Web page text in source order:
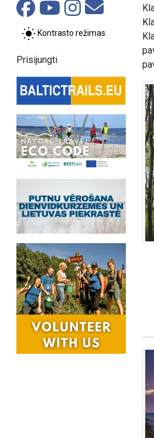
Kontrasto režimas
Prisijungti